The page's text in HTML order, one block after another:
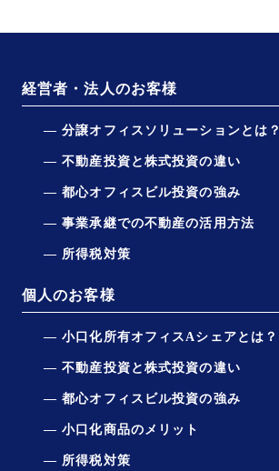
経営者・法人のお客様
分譲オフィスソリューションとは？
不動産投資と株式投資の違い
都心オフィスビル投資の強み
事業承継での不動産の活用方法
所得税対策
個人のお客様
小口化所有オフィスAシェアとは？
不動産投資と株式投資の違い
都心オフィスビル投資の強み
小口化商品のメリット
所得税対策